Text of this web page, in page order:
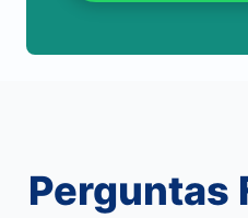
Perguntas